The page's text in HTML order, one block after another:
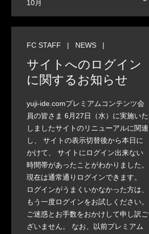
10月
FC STAFF | NEWS |
サイトへのログイン
に関するお知らせ
yuji-ide.comプレミアムコンテンツ会
員の皆さま 6月27日（水）に実施いた
しましたサイトのリニューアルに関連
し、 サイトの表示切替後から本日に
かけて、 サイトにログイン出来ない
時間帯があったことがわかりました。
現在は通常通りログインできます。
ログインがうまくいかなかった方は、
もう一度ログインをお試しください。
ご迷惑とお手数をおかけして申し訳ご
ざいません。 なお、以前プレミアム